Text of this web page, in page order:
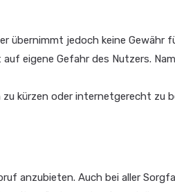
übernimmt jedoch keine Gewähr
eigene Gefahr des Nutzers.
kürzen oder internetgerecht zu
anzubieten. Auch bei aller